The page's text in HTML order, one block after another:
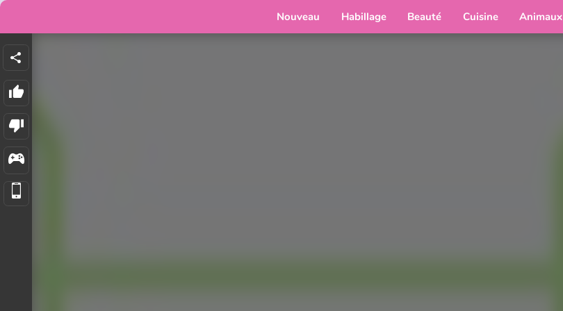
Nouveau Habillage Beauté Cuisine Animaux